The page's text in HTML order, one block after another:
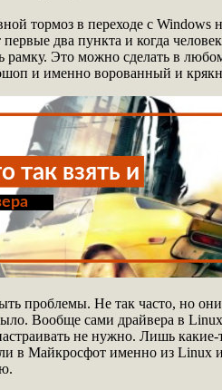
тормоз в переходе с
два пункта и когда
рамку. Это можно сделать в
и именно ворованный и
проблемы. Не так часто, но
Вообще сами драйвера в
не нужно. Лишь
в Майкросфот именно из Linux